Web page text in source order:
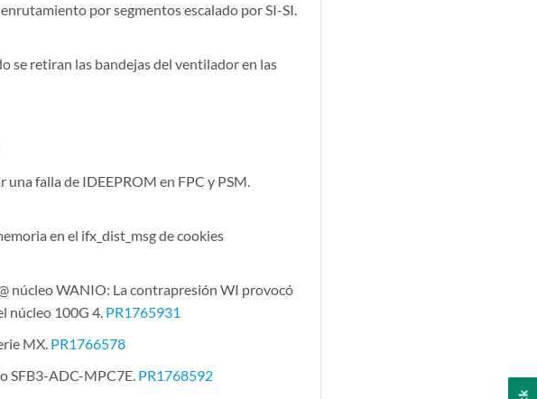
por segmentos escalado por SI-SI.
se retiran las bandejas del ventilador en las
falla de IDEEPROM en FPC y PSM.
en el ifx_dist_msg de cookies
núcleo WANIO: La contrapresión WI provocó
núcleo 100G 4. PR1765931
MX. PR1766578
SFB3-ADC-MPC7E. PR1768592